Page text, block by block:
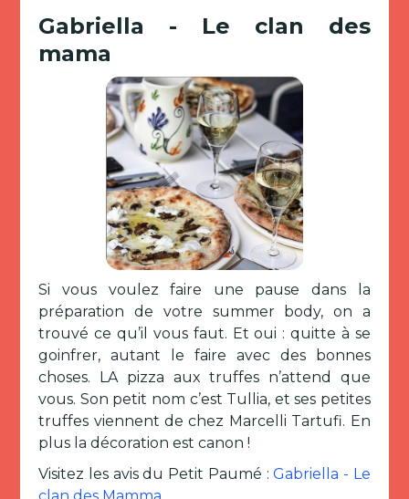
Gabriella - Le clan des
mama
Si vous voulez faire une pause dans la
préparation de votre summer body, on a
trouvé ce qu’il vous faut. Et oui : quitte à se
goinfrer, autant le faire avec des bonnes
choses. LA pizza aux truffes n’attend que
vous. Son petit nom c’est Tullia, et ses petites
truffes viennent de chez Marcelli Tartufi. En
plus la décoration est canon !
Visitez les avis du Petit Paumé :Gabriella - Le